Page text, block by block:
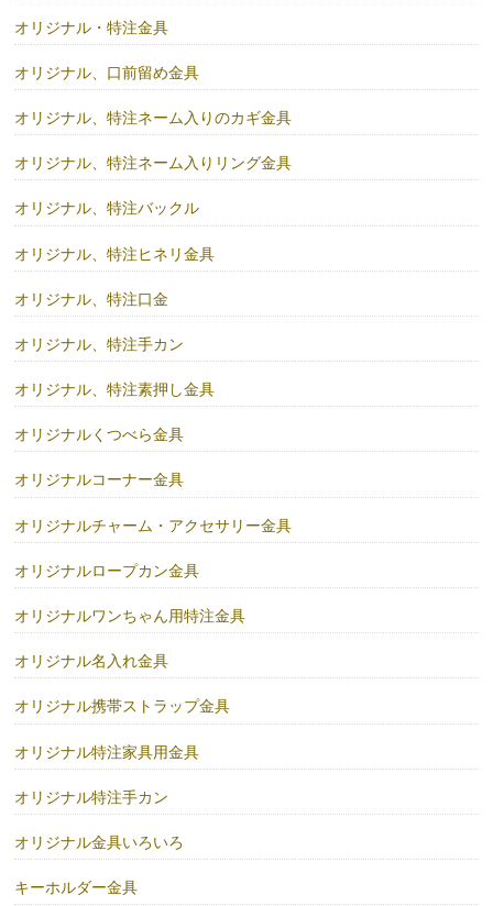
オリジナル・特注金具
オリジナル、口前留め金具
オリジナル、特注ネーム入りのカギ金具
オリジナル、特注ネーム入りリング金具
オリジナル、特注バックル
オリジナル、特注ヒネリ金具
オリジナル、特注口金
オリジナル、特注手カン
オリジナル、特注素押し金具
オリジナルくつべら金具
オリジナルコーナー金具
オリジナルチャーム・アクセサリー金具
オリジナルロープカン金具
オリジナルワンちゃん用特注金具
オリジナル名入れ金具
オリジナル携帯ストラップ金具
オリジナル特注家具用金具
オリジナル特注手カン
オリジナル金具いろいろ
キーホルダー金具